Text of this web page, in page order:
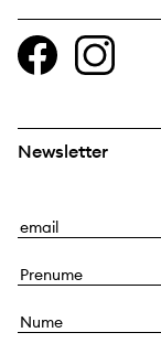
Newsletter
E
a
l
P
eN